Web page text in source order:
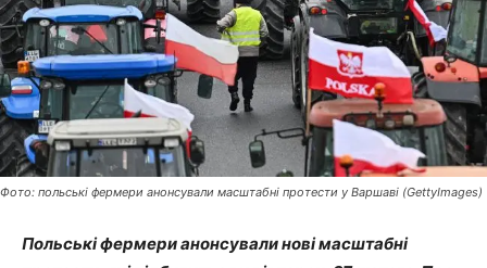
Фото: польські фермери анонсували масштабні протести у Варшаві (GettyImagеs)
Польські фермери анонсували нові масштабні